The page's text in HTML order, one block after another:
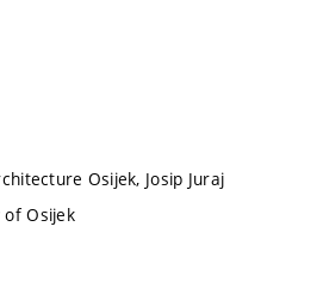
Osijek, Josip Juraj
Osijek